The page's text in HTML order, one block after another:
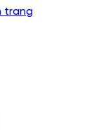
trang